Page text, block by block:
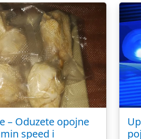
– Oduzete opojne
speed i